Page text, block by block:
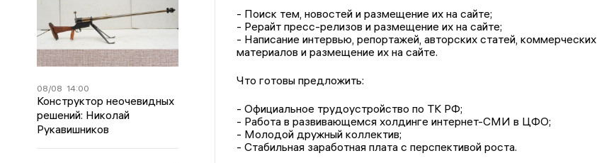
08/08 14:00
Конструктор неочевидных
решений: Николай
Рукавишников
- Поиск тем, новостей и размещение их на сайте;
- Рерайт пресс-релизов и размещение их на сайте;
- Написание интервью, репортажей, авторских статей, коммерческих
материалов и размещение их на сайте.
Что готовы предложить:
- Официальное трудоустройство по ТК РФ;
- Работа в развивающемся холдинге интернет-СМИ в ЦФО;
- Молодой дружный коллектив;
- Стабильная заработная плата с перспективой роста.